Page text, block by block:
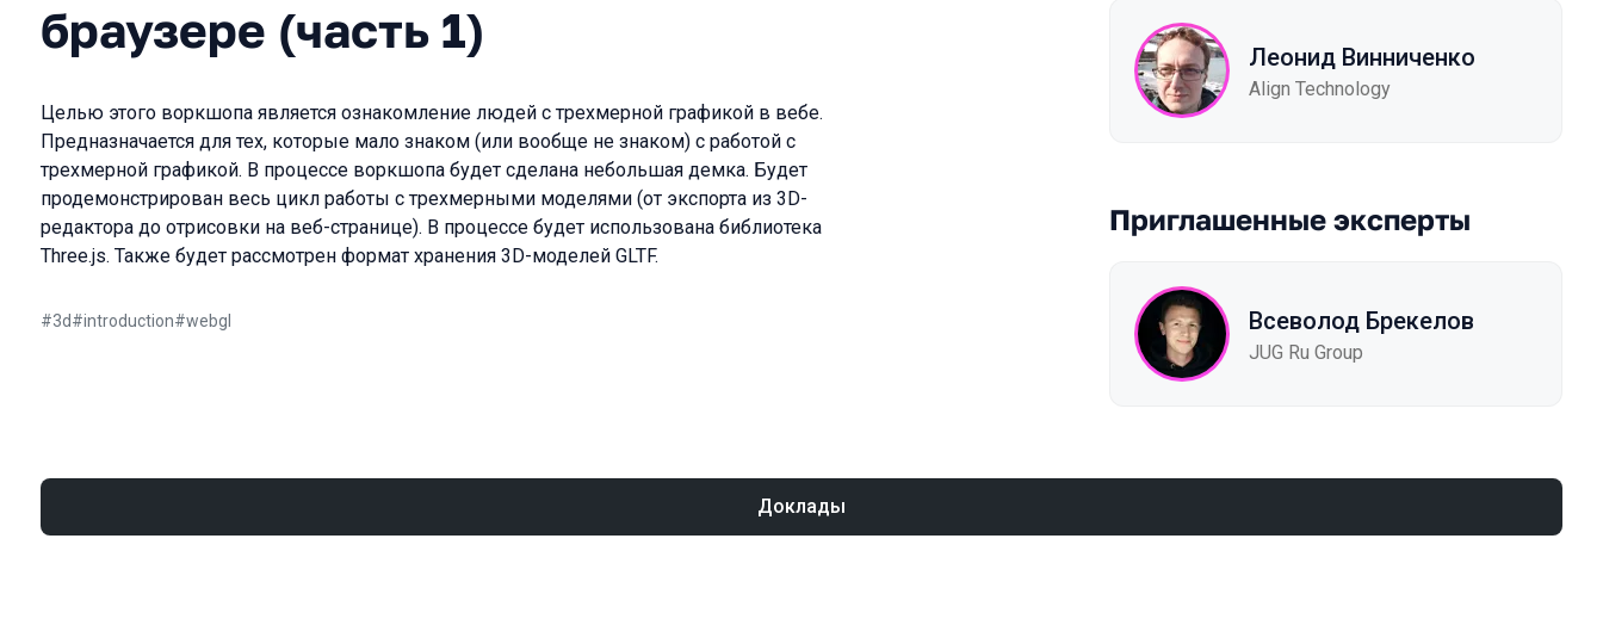
браузере (часть 1)
Целью этого воркшопа является ознакомление людей с трехмерной графикой в вебе.
Предназначается для тех, которые мало знаком (или вообще не знаком) с работой с
трехмерной графикой. В процессе воркшопа будет сделана небольшая демка. Будет
продемонстрирован весь цикл работы с трехмерными моделями (от экспорта из 3D-
редактора до отрисовки на веб-странице). В процессе будет использована библиотека
Three.js. Также будет рассмотрен формат хранения 3D-моделей GLTF.
#3d#introduction#webgl
Леонид Винниченко
Align Technology
Приглашенные эксперты
Всеволод Брекелов
JUG Ru Group
Доклады